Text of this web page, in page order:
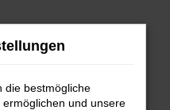
die bestmögliche
und unsere